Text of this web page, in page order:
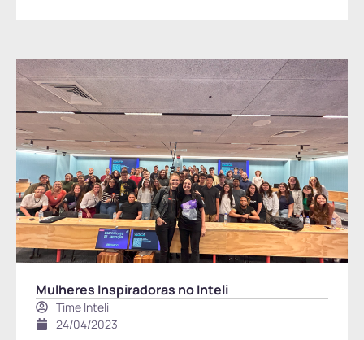
Mulheres Inspiradoras no Inteli
Time Inteli
24/04/2023